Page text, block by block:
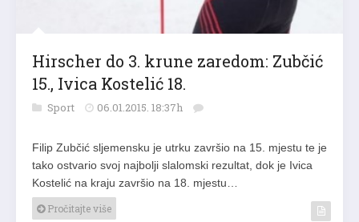
Hirscher do 3. krune zaredom: Zubčić
15., Ivica Kostelić 18.
Sport 06.01.2015. 18:37h
Filip Zubčić sljemensku je utrku završio na 15. mjestu te je
tako ostvario svoj najbolji slalomski rezultat, dok je Ivica
Kostelić na kraju završio na 18. mjestu…
Pročitajte više